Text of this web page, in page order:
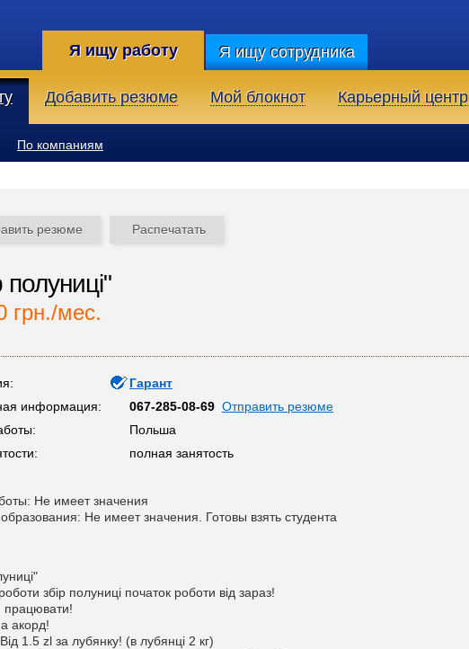
Я ищу работу Я ищу сотрудника
Добавить резюме Мой блокнот Карьерный центр
По компаниям
резюме Распечатать
полуниці"
грн./мес.
Гарант
информация:
067-285-08-69 Отправить резюме
Польша
полная занятость
Не имеет значения
Не имеет значения. Готовы взять студента
збір полуниці початок роботи від зараз!
працювати!
акорд!
1.5 zl за лубянку! (в лубянці 2 кг)